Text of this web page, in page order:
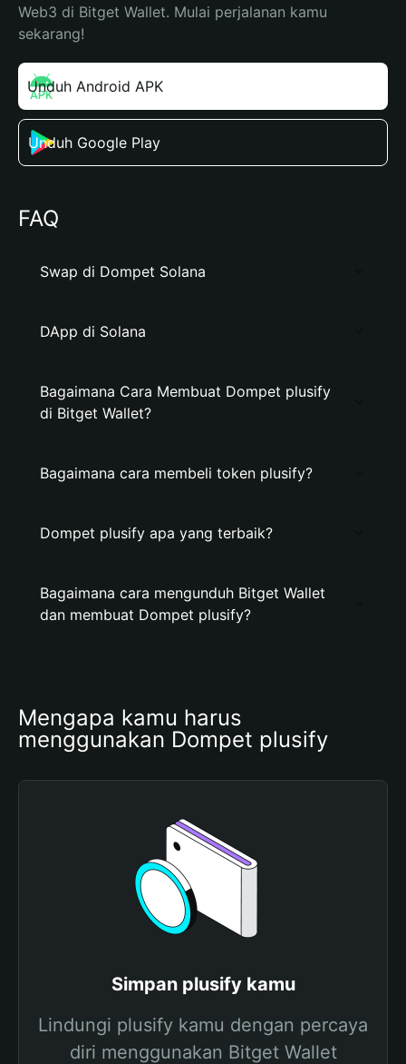
Web3 di Bitget Wallet. Mulai perjalanan kamu
sekarang!
Unduh Android APK
Unduh Google Play
FAQ
Swap di Dompet Solana
DApp di Solana
Bagaimana Cara Membuat Dompet plusify
di Bitget Wallet?
Bagaimana cara membeli token plusify?
Dompet plusify apa yang terbaik?
Bagaimana cara mengunduh Bitget Wallet
dan membuat Dompet plusify?
Mengapa kamu harus
menggunakan Dompet plusify
Simpan plusify kamu
Lindungi plusify kamu dengan percaya
diri menggunakan Bitget Wallet